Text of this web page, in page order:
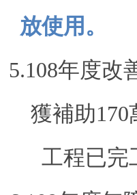
放使用。
5.108年度改
獲補助170
工程已完